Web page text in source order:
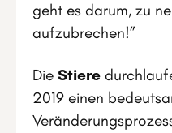
geht es darum, zu
aufzubrechen!”
Die Stiere
2019 einen